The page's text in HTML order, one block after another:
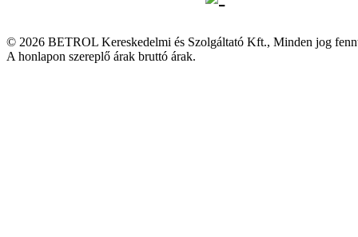
© 2026 BETROL Kereskedelmi és Szolgáltató Kft., Minden jog
A honlapon szereplő árak bruttó árak.